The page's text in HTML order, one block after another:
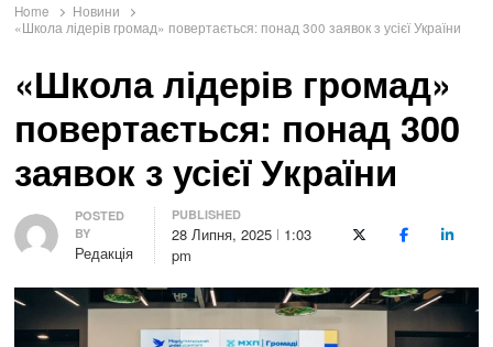
Home
Новини
«Школа лідерів громад» повертається: понад 300 заявок з усієї України
«Школа лідерів громад»
повертається: понад 300
заявок з усієї України
Author
POSTED
BY
Редакція
PUBLISHED
28 Липня, 2025
1:03
pm
X (Twitter)Facebook